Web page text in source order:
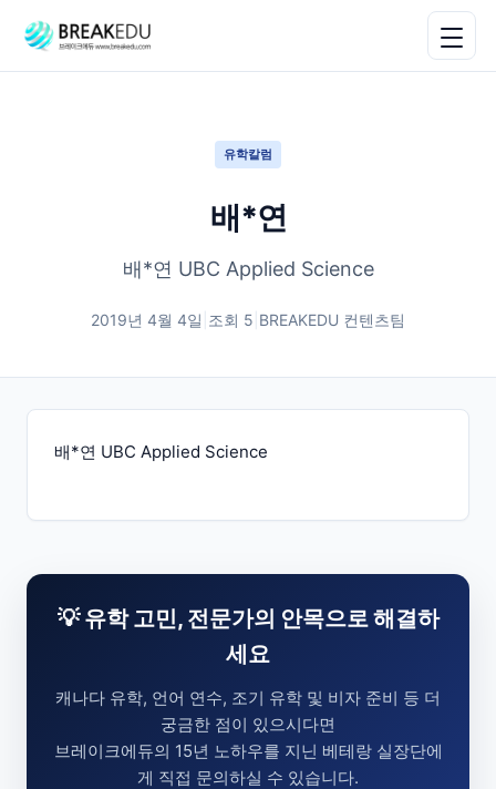
유학칼럼
배*연
배*연 UBC Applied Science
2019년 4월 4일 조회 5 BREAKEDU 컨텐츠팀
배*연 UBC Applied Science
💡 유학 고민, 전문가의 안목으로 해결하
세요
캐나다 유학, 언어 연수, 조기 유학 및 비자 준비 등 더
궁금한 점이 있으시다면
브레이크에듀의 15년 노하우를 지닌 베테랑 실장단에
게 직접 문의하실 수 있습니다.